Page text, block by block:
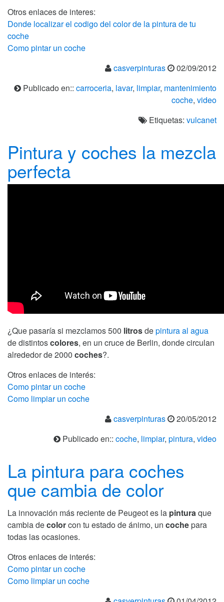
Otros enlaces de interes:
Donde localizar el codigo del color de la pintura de tu
coche
Como pintar un coche
casverpinturas
02/09/2012
Publicado en:: carroceria, lavar, limpiar, mantenimiento
coche, video
Etiquetas: vulcanet
Pintura y coches la mezcla
perfecta
¿Que pasaría si mezclamos 500 litrosdepintura al agua
de distintoscolores, en un cruce de Berlin, donde circulan
alrededor de 2000 coches?.
Otros enlaces de interés:
Como pintar un coche
Como limpiar un coche
casverpinturas
20/05/2012
Publicado en:: coche, limpiar, pintura, video
La pintura para coches
que cambia de color
La innovación más reciente de Peugeot es la pinturaque
cambia decolorcon tu estado de ánimo, un cochepara
todas las ocasiones.
Otros enlaces de interés:
Como pintar un coche
Como limpiar un coche